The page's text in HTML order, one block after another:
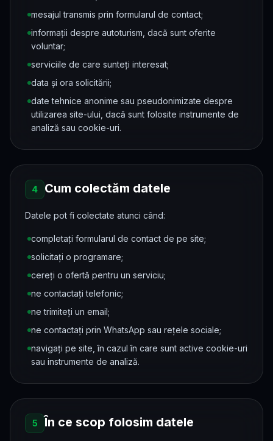
mesajul transmis prin formularul de contact;
informații despre autoturism, dacă sunt oferite
voluntar;
serviciile de care sunteți interesat;
data și ora solicitării;
date tehnice anonime sau pseudonimizate despre
utilizarea site-ului, dacă sunt folosite instrumente de
analiză sau cookie-uri.
4 Cum colectăm datele
Datele pot fi colectate atunci când:
completați formularul de contact de pe site;
solicitați o programare;
cereți o ofertă pentru un serviciu;
ne contactați telefonic;
ne trimiteți un email;
ne contactați prin WhatsApp sau rețele sociale;
navigați pe site, în cazul în care sunt active cookie-uri
sau instrumente de analiză.
5 În ce scop folosim datele